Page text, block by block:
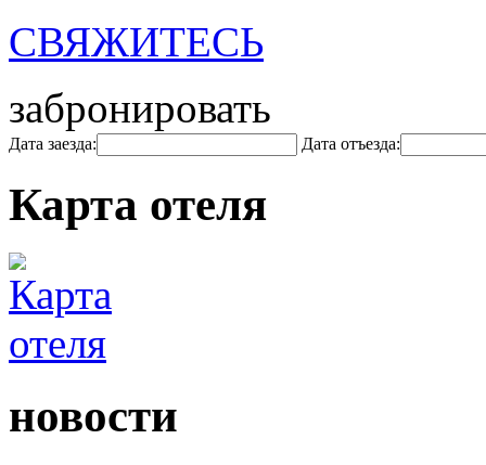
СВЯЖИТЕСЬ
забронировать
Дата заезда: Дата отъезда:
Карта отеля
новости